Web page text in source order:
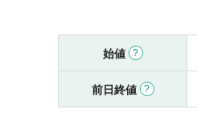
始値
前日終値